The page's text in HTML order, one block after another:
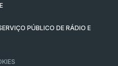
PÚBLICO DE RÁDIO E